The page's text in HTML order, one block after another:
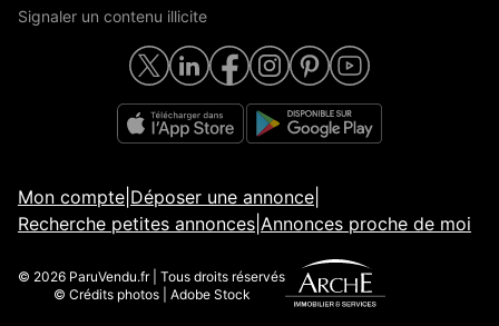
Signaler un contenu illicite
Mon compte Déposer une annonce
Recherche petites annonces Annonces proche de moi
© 2026 ParuVendu.fr | Tous droits réservés
© Crédits photos | Adobe Stock